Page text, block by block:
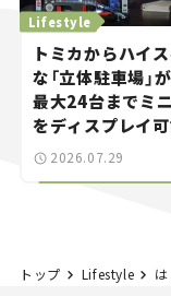
トミカからハイ
な「立体駐車場」
最大24台までミ
をディスプレイ可
別な「日産 GT-R
Lifestyle
2026.07.29
トップ Lifestyle はじめて